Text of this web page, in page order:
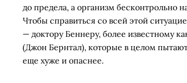
до предела, а организм бесконтрольно
Чтобы справиться со всей этой
— доктору Беннеру, более известному
(Джон Бернтал), которые в целом
еще хуже и опаснее.